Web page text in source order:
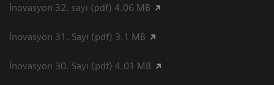
İnovasyon 32. sayı (pdf) 4.06 MB
İnovasyon 31. Sayı (pdf) 3.1 MB
İnovasyon 30. Sayı (pdf) 4.01 MB